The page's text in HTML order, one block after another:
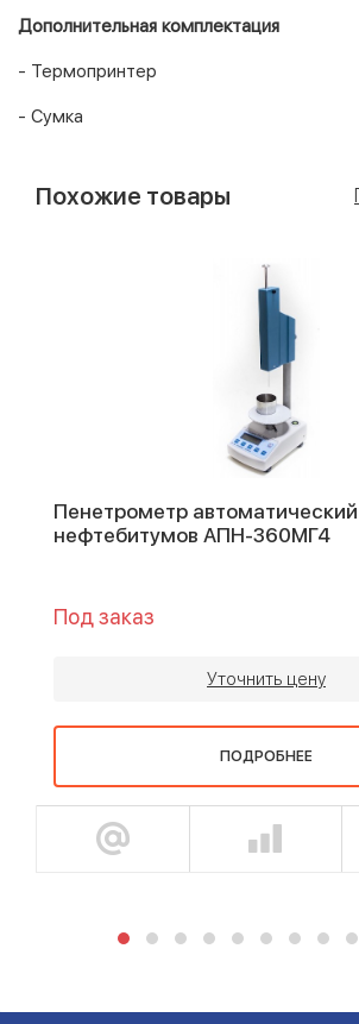
Дополнительная комплектация
- Термопринтер
- Сумка
Похожие товары
Пенетрометр
нефтебитумов АПН-360МГ4
Под заказ
Уточнить цену
ПОДРОБНЕЕ